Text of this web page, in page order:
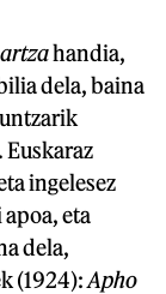
handia,
dela, baina
ingelesez
eta
dela,
(1924):Apho